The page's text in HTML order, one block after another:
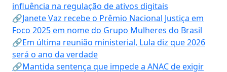
influência na regulação de ativos digitais
🔗Janete Vaz recebe o Prêmio Nacional Justiça em
Foco 2025 em nome do Grupo Mulheres do Brasil
🔗Em última reunião ministerial, Lula diz que 2026
será o ano da verdade
🔗Mantida sentença que impede a ANAC de exigir